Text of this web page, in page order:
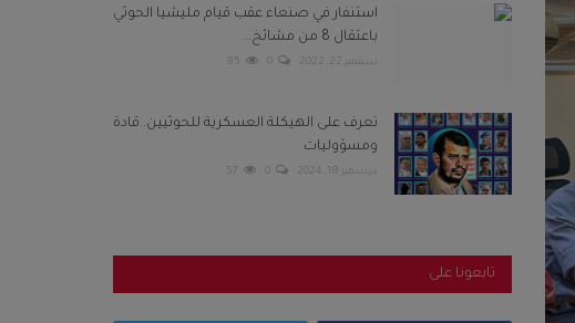
استنفار في صنعاء عقب قيام مليشيا الحوثي
باعتقال 8 من مشائخ...
سبتمبر 22, 2022 0
95
تعرف على الهيكلة العسكرية للحوثيين..قادة
ومسؤوليات
ديسمبر 18, 2024 0
57
تابعونا على